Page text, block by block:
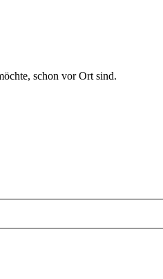
schon vor Ort sind.